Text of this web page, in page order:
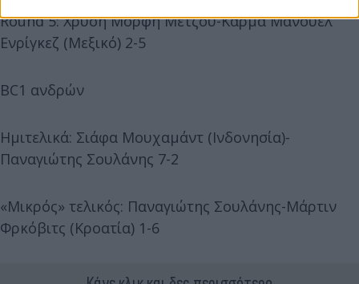
Round 5: Χρυσή Μόρφη Μέτζου-Κάρμα Μανουέλ
Ενρίγκεζ (Μεξικό) 2-5
BC1 ανδρών
Ημιτελικά: Σιάφα Μουχαμάντ (Ινδονησία)-
Παναγιώτης Σουλάνης 7-2
«Μικρός» τελικός: Παναγιώτης Σουλάνης-Μάρτιν
Φρκόβιτς (Κροατία) 1-6